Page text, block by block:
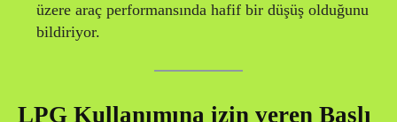
üzere araç performansında hafif bir düşüş olduğunu
bildiriyor.
LPG Kullanımına izin veren Başlı